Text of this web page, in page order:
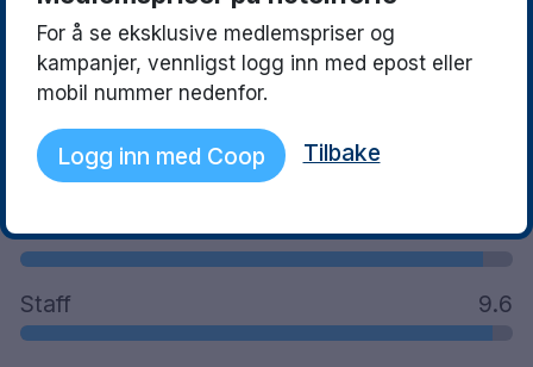
Location
Facilities 9.4
Staff 9.6
For å se eksklusive medlemspriser og
kampanjer, vennligst logg inn med epost eller
mobil nummer nedenfor.
Logg inn med Coop Tilbake